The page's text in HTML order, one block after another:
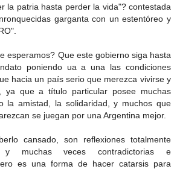
la patria hasta perder la vida"? contestada
garganta con un estentóreo y
esperamos? Que este gobierno siga hasta
poniendo ua a una las condiciones
hacia un país serio que merezca vivirse y
ya que a título particular posee muchas
la amistad, la solidaridad, y muchos que
se juegan por una Argentina mejor.
cansado, son reflexiones totalmente
y muchas veces contradictorias e
es una forma de hacer catarsis para